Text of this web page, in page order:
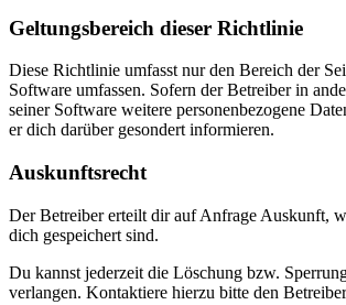
Geltungsbereich dieser Richtlinie
Diese Richtlinie umfasst nur den Bereich der
Software umfassen. Sofern der Betreiber in
seiner Software weitere personenbezogene
er dich darüber gesondert informieren.
Auskunftsrecht
Der Betreiber erteilt dir auf Anfrage Auskunft,
dich gespeichert sind.
Du kannst jederzeit die Löschung bzw.
verlangen. Kontaktiere hierzu bitte den